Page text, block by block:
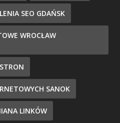
SEO GDAŃSK
WROCŁAW
SANOK
LINKÓW